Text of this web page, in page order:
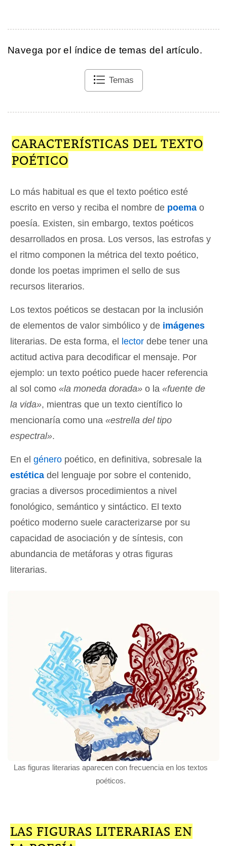
Navega por el índice de temas del artículo.
Temas
CARACTERÍSTICAS DEL TEXTO
POÉTICO
Lo más habitual es que el texto poético esté
escrito en verso y reciba el nombre de poema o
poesía. Existen, sin embargo, textos poéticos
desarrollados en prosa. Los versos, las estrofas y
el ritmo componen la métrica del texto poético,
donde los poetas imprimen el sello de sus
recursos literarios.
Los textos poéticos se destacan por la inclusión
de elementos de valor simbólico y de imágenes
literarias. De esta forma, el
lector debe tener una
actitud activa para decodificar el mensaje. Por
ejemplo: un texto poético puede hacer referencia
al sol como «la moneda dorada» o la «fuente de
la vida», mientras que un texto científico lo
mencionaría como una «estrella del tipo
espectral».
En el género poético, en definitiva, sobresale la
estética del lenguaje por sobre el contenido,
gracias a diversos procedimientos a nivel
fonológico, semántico y sintáctico. El texto
poético moderno suele caracterizarse por su
capacidad de asociación y de síntesis, con
abundancia de metáforas y otras figuras
literarias.
Las figuras literarias aparecen con frecuencia en los textos
poéticos.
LAS FIGURAS LITERARIAS EN